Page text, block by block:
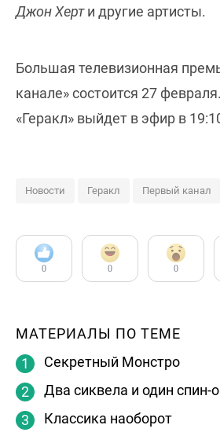
Джон Херти другие артисты.
Большая телевизионная
канале» состоится 27
«Геракл» выйдет в эфир в
Новости Геракл Первый канал
0 0 0
МАТЕРИАЛЫ ПО ТЕМЕ
Секретный Монстро
Два сиквела и один спин-
Классика наоборот